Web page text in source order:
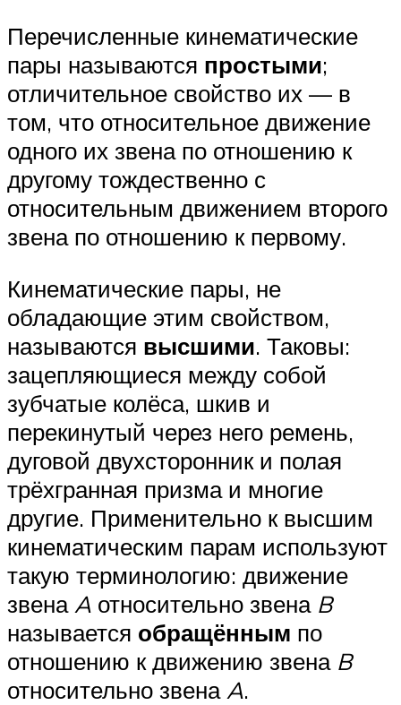
Перечисленные кинематические
пары называются простыми;
отличительное свойство их — в
том, что относительное движение
одного их звена по отношению к
другому тождественно с
относительным движением второго
звена по отношению к первому.
Кинематические пары, не
обладающие этим свойством,
называются высшими. Таковы:
зацепляющиеся между собой
зубчатые колёса, шкив и
перекинутый через него ремень,
дуговой двухсторонник и полая
трёхгранная призма и многие
другие. Применительно к высшим
кинематическим парам используют
такую терминологию: движение
звена A относительно звена B
называется обращённым по
отношению к движению звена B
относительно звена A.